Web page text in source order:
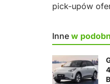
pick-upów
Inne w